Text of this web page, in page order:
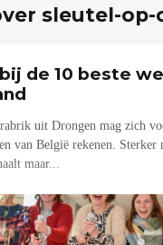
sleutel-op-
de 10 beste
uit Drongen mag zich
van België rekenen. Sterker
maar...